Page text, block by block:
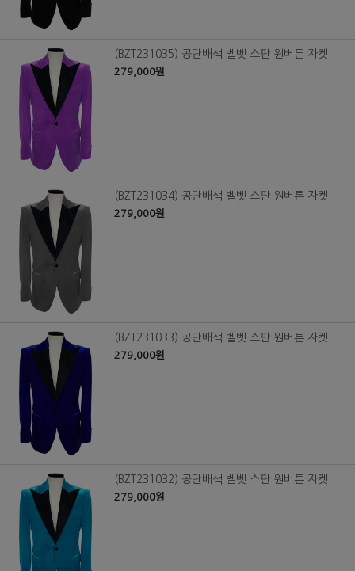
(BZT231035) 공단배색 벨벳 스판 원버튼 자켓
279,000원
(BZT231034) 공단배색 벨벳 스판 원버튼 자켓
279,000원
(BZT231033) 공단배색 벨벳 스판 원버튼 자켓
279,000원
(BZT231032) 공단배색 벨벳 스판 원버튼 자켓
279,000원